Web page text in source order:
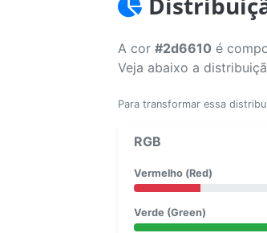
A cor #2d6610 é
Veja abaixo a
Para transformar essa
RGB
Vermelho (Red)
Verde (Green)